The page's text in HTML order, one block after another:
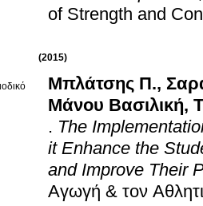
of Strength and
(2015)
Μπλάτσης Π.,
Μάνου Βασιλική,
. The
it Enhance the
and Improve Their
Αγωγή & τον